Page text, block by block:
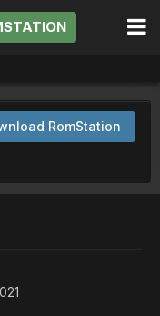
RomStation